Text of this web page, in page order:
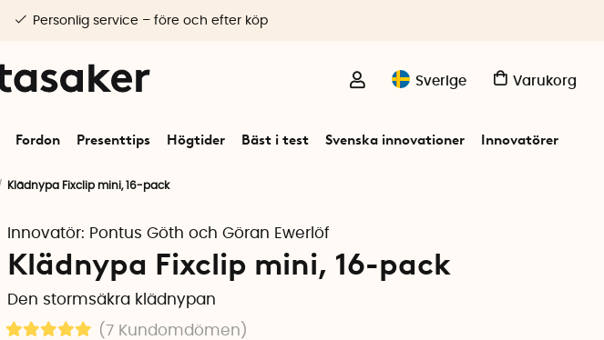
Sverige Varukorg
Fordon Presenttips Högtider Bäst i test Svenska innovationer Innovatörer
Personlig service – före och efter köp
Klädnypa Fixclip mini, 16-pack
Innovatör: Pontus Göth och Göran Ewerlöf
Klädnypa Fixclip mini, 16-pack
Den stormsäkra klädnypan
(7 Kundomdömen )